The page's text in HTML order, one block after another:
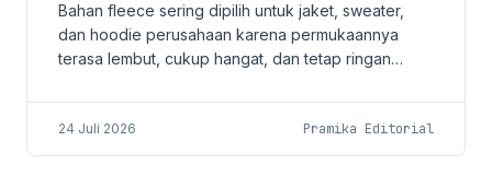
Bahan fleece sering dipilih untuk jaket, sweater,
dan hoodie perusahaan karena permukaannya
terasa lembut, cukup hangat, dan tetap ringan
24 Juli 2026 Pramika Editorial